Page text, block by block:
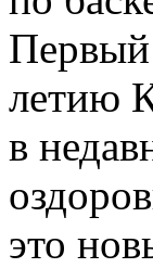
Первый
летию
в
это